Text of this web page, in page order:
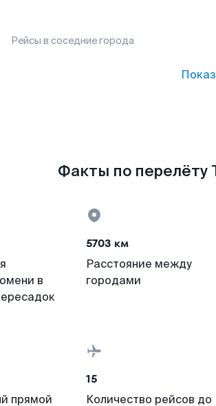
Рейсы в соседние города
Факты по перелёту
в
5703 км
Расстояние между
городами
прямой
15
Количество рейсов до